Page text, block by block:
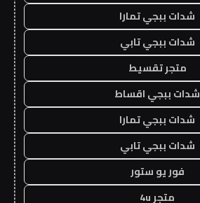
شدات ببجي تمارا
شدات ببجي تابي
متجر تقسيط
شدات ببجي اقساط
شدات ببجي تمارا
شدات ببجي تابي
فور يو ستور
متجر 4u